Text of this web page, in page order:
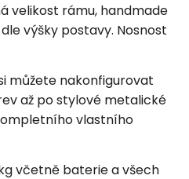
velikost rámu, handmade
výšky postavy. Nosnost
můžete nakonfigurovat
až po stylové metalické
vlastního
včetně baterie a všech